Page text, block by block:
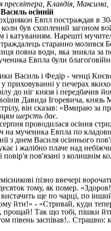
пресвітера, Клавдія,
осінній
Евпл постраждав в
коли був схоплений загоном
катуванням. Нарешті
старанно
повна води, яка зникла за
Евпла були
Василь і Федір - ченці
у приховуванні у печерах
до ніг князя і передбачив
Давида Ігоревича,
він сказав: «Вмираю за
шерсть дає.
проводилася осіння
мученика Евпла по
з днем Василя осіннього
і жалібно плаче над
пов'язані з колишнім
пізно ввечері
тому, як помер.
ще по чарці, по
йти!» - «Стривай, куди
Так що тобі, пішки
півень заспівав!..